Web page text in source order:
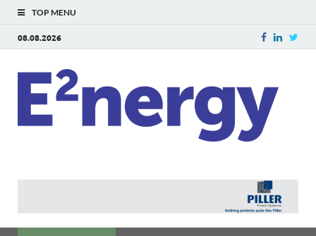
TOP MENU
08.08.2026